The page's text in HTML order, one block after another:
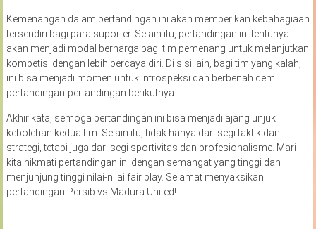
Kemenangan dalam pertandingan ini akan memberikan kebahagiaan
tersendiri bagi para suporter. Selain itu, pertandingan ini tentunya
akan menjadi modal berharga bagi tim pemenang untuk melanjutkan
kompetisi dengan lebih percaya diri. Di sisi lain, bagi tim yang kalah,
ini bisa menjadi momen untuk introspeksi dan berbenah demi
pertandingan-pertandingan berikutnya.
Akhir kata, semoga pertandingan ini bisa menjadi ajang unjuk
kebolehan kedua tim. Selain itu, tidak hanya dari segi taktik dan
strategi, tetapi juga dari segi sportivitas dan profesionalisme. Mari
kita nikmati pertandingan ini dengan semangat yang tinggi dan
menjunjung tinggi nilai-nilai fair play. Selamat menyaksikan
pertandingan Persib vs Madura United!